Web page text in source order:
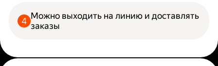
Можно выходить на линию и доставлять
заказы